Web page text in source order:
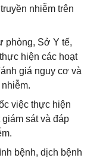
nhiễm trên
phòng, Sở Y tế,
hiện các hoạt
giá nguy cơ và
việc thực hiện
sát và đáp
bệnh, dịch bệnh